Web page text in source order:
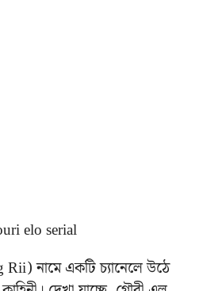
Rii) নামে একটি চ্যানেলে উঠে